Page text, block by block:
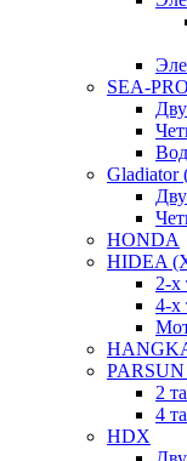
SEA-PRO
Gladiator
HONDA
HIDEA
2-х
4-х
2
4
HDX